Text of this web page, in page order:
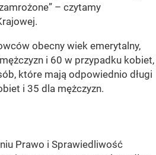
– czytamy
obecny wiek emerytalny,
i 60 w przypadku kobiet,
które mają odpowiednio długi
i 35 dla mężczyzn.
Prawo i Sprawiedliwość